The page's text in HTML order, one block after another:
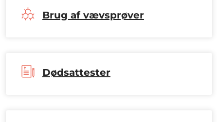
Brug af vævsprøver
Dødsattester